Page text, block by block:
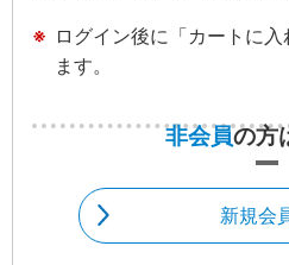
ログイン後に「カートに
ます。
非会員の方
新規会